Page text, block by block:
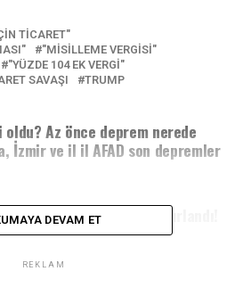
TICARET"
"MISILLEME VERGISI"
"YÜZDE 104 EK VERGI"
SAVAŞI TRUMP
Az önce deprem nerede
İzmir ve il il AFAD son depremler
Hakkında İddianame Hazırlandı!
DEVAM ET
REKLAM